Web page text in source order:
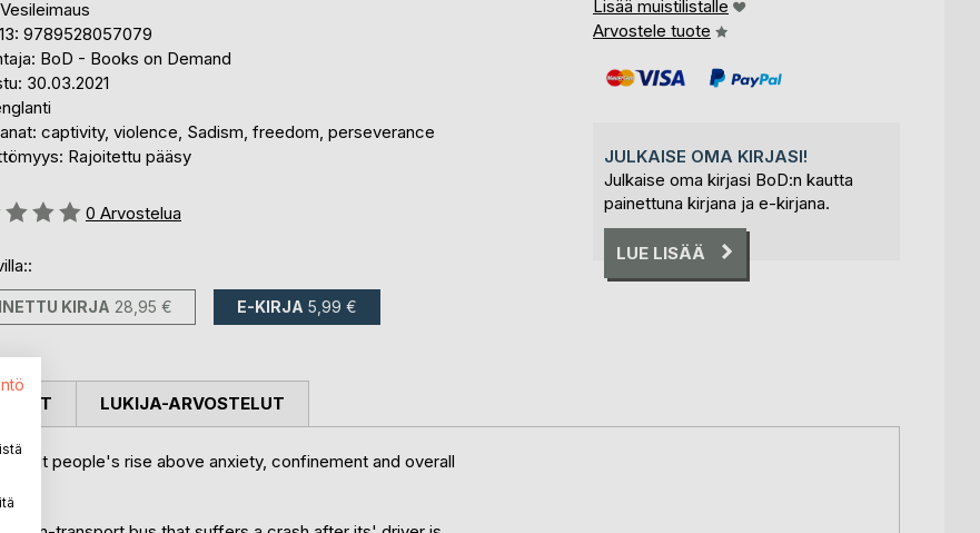
9789528057079
BoD - Books on Demand
30.03.2021
captivity, violence, Sadism, freedom, perseverance
Rajoitettu pääsy
0 Arvostelua
KIRJA 28,95 € E-KIRJA 5,99 €
Lisää muistilistalle
Arvostele tuote
JULKAISE OMA KIRJASI!
Julkaise oma kirjasi BoD:n kautta
painettuna kirjana ja e-kirjana.
LUE LISÄÄ
people's rise above anxiety, confinement and overall
LUKIJA-ARVOSTELUT